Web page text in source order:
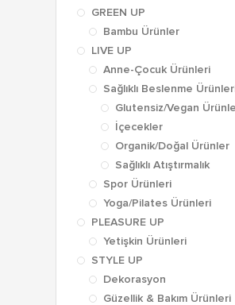
GREEN UP
Bambu Ürünler
LIVE UP
Anne-Çocuk Ürünleri
Sağlıklı Beslenme
Glutensiz/Vegan
İçecekler
Organik/Doğal Ürünler
Sağlıklı Atıştırmalık
Spor Ürünleri
Yoga/Pilates Ürünleri
PLEASURE UP
Yetişkin Ürünleri
STYLE UP
Dekorasyon
Güzellik & Bakım Ürünleri